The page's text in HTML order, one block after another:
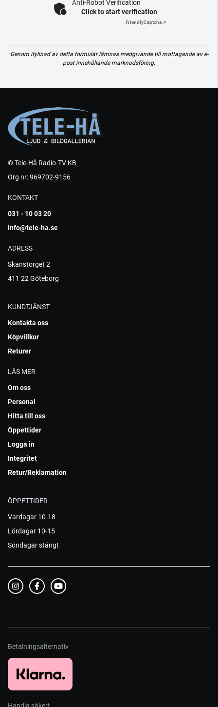
Anti-Robot Verification
Click to start verification
FriendlyCaptcha ⇗
Genom ifyllnad av detta formulär lämnas medgivande till mottagande av e-
post innehållande marknadsföring.
© Tele-Hå Radio-TV KB
Org nr: 969702-9156
KONTAKT
031 - 10 03 20
info@tele-ha.se
ADRESS
Skanstorget 2
411 22 Göteborg
KUNDTJÄNST
Kontakta oss
Köpvillkor
Returer
LÄS MER
Om oss
Personal
Hitta till oss
Öppettider
Logga in
Integritet
Retur/Reklamation
ÖPPETTIDER
Vardagar 10-18
Lördagar 10-15
Söndagar stängt
Betalningsalternativ